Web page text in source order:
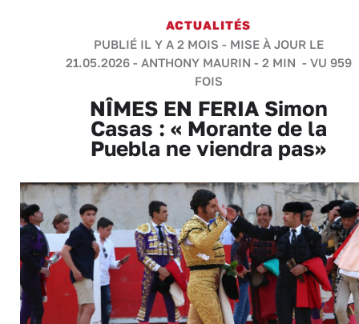
ACTUALITÉS
PUBLIÉ IL Y A 2 MOIS - MISE À JOUR LE
21.05.2026 - ANTHONY MAURIN - 2 MIN - VU 959
FOIS
NÎMES EN FERIA Simon
Casas : « Morante de la
Puebla ne viendra pas»